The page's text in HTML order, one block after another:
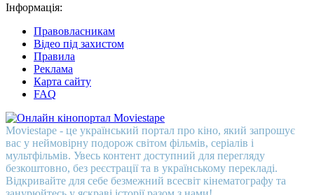
Інформація:
Правовласникам
Відео під захистом
Правила
Реклама
Карта сайту
FAQ
Moviestape - це український портал про кіно, який запрошує
вас у неймовірну подорож світом фільмів, серіалів і
мультфільмів. Увесь контент доступний для перегляду
безкоштовно, без реєстрації та в українському перекладі.
Відкривайте для себе безмежний всесвіт кінематографу та